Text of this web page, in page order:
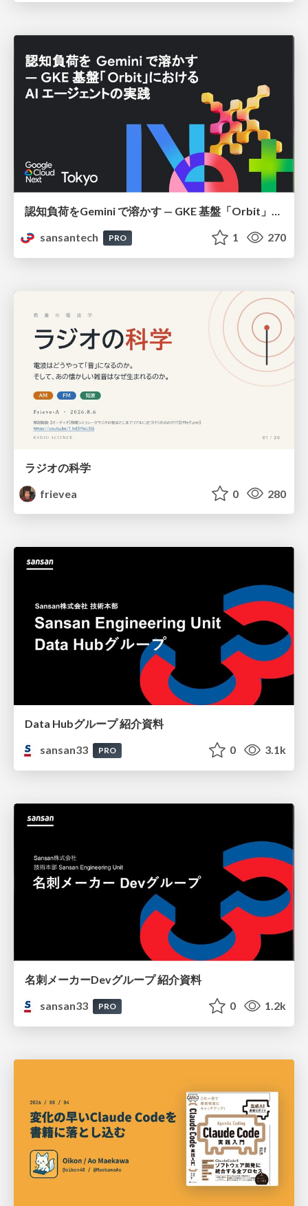
認知負荷をGemini で溶かす — GKE 基盤「Orbit」における AI エージェントの実践
sansantech
PRO 1 270
ラジオの科学
frievea
0 280
Data Hubグループ 紹介資料
sansan33
PRO 0 3.1k
名刺メーカーDevグループ 紹介資料
sansan33
PRO 0 1.2k